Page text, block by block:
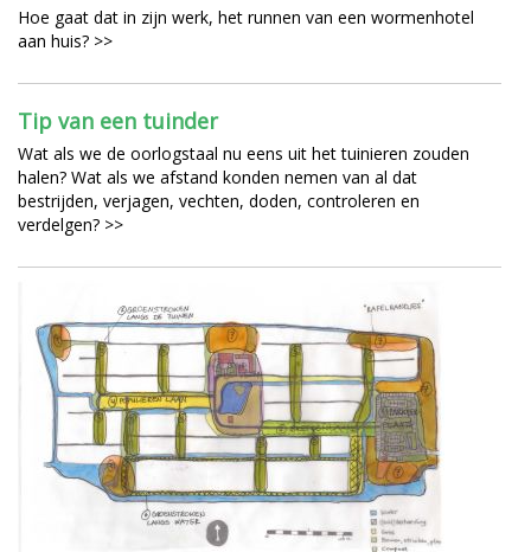
Hoe gaat dat in zijn werk, het runnen van een wormenhotel
aan huis? >>
Tip van een tuinder
Wat als we de oorlogstaal nu eens uit het tuinieren zouden
halen? Wat als we afstand konden nemen van al dat
bestrijden, verjagen, vechten, doden, controleren en
verdelgen? >>